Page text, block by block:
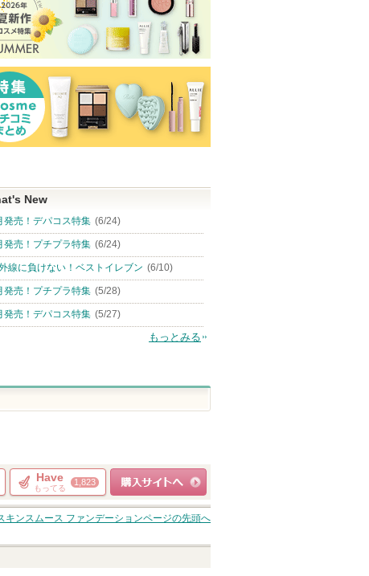
New
発売！デパコス特集 (6/24)
発売！プチプラ特集 (6/24)
線に負けない！ベストイレブン (6/10)
発売！プチプラ特集 (5/28)
発売！デパコス特集 (5/27)
もっとみる
Have
もってる
1,823
ショッピングサイト
へ
キンスムース ファンデーションページの先頭へ